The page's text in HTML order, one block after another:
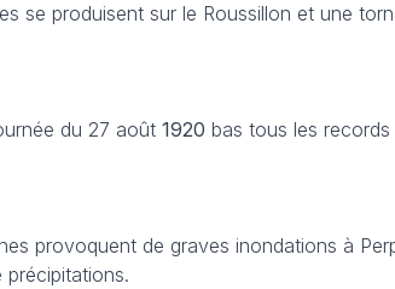
se produisent sur le Roussillon et une
du 27 août 1920 bas tous les
provoquent de graves inondations à
précipitations.